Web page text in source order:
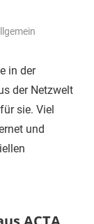
in der
der Netzwelt
sie. Viel
und